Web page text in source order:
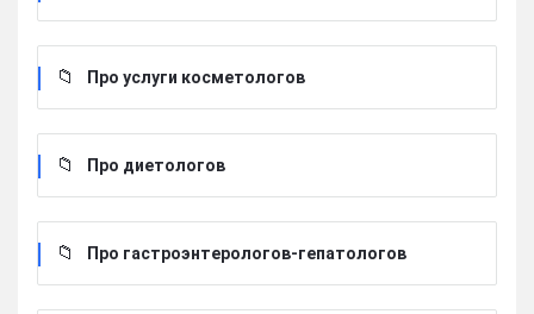
Про услуги косметологов
Про диетологов
Про гастроэнтерологов-гепатологов